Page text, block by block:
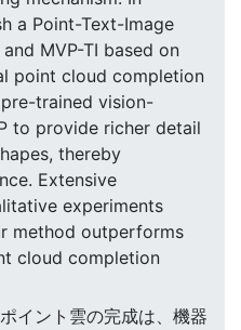
a Point-Text-Image
MVP-TI based on
point cloud completion
trained vision-
to provide richer detail
thereby
Extensive
experiments
method outperforms
cloud completion
イント雲の完成は、機器